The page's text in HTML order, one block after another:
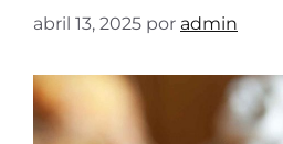
abril 13, 2025 por admin